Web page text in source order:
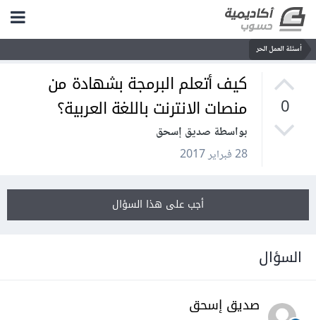
أسئلة العمل الحر
0
كيف أتعلم البرمجة بشهادة من
منصات الانترنت باللغة العربية؟
بواسطة صديق إسحق
28 فبراير 2017
أجب على هذا السؤال
السؤال
صديق إسحق